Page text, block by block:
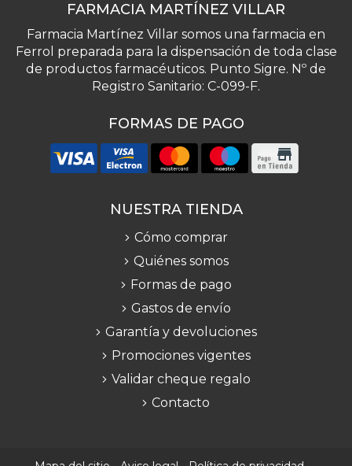
FARMACIA MARTÍNEZ VILLAR
Farmacia Martínez Villar somos una farmacia en
Ferrol preparada para la dispensación de toda clase
de productos farmacéuticos. Punto Sigre. Nº de
Registro Sanitario: C-099-F.
FORMAS DE PAGO
NUESTRA TIENDA
Cómo comprar
Quiénes somos
Formas de pago
Gastos de envío
Garantía y devoluciones
Promociones vigentes
Validar cheque regalo
Contacto